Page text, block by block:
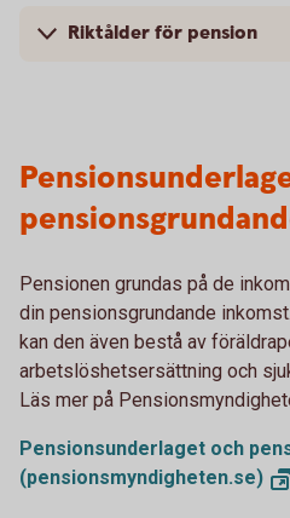
Riktålder för pension
Pensionen grundas på de
din pensionsgrundande
kan den även bestå av
arbetslöshetsersättning och
Läs mer på
Pensionsunderlaget och
(pensionsmyndigheten.se)